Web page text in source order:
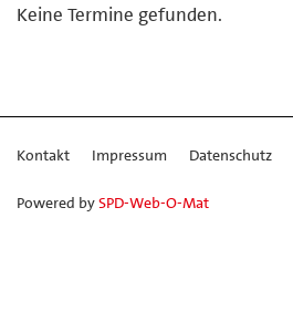
Keine Termine gefunden.
Kontakt Impressum Datenschutz
Powered bySPD-Web-O-Mat